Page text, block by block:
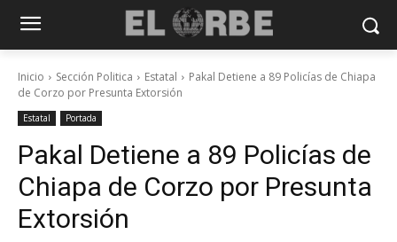
Inicio Sección Politica Estatal
Pakal Detiene a 89 Policías de Chiapa
de Corzo por Presunta Extorsión
Estatal Portada
Pakal Detiene a 89 Policías de
Chiapa de Corzo por Presunta
Extorsión